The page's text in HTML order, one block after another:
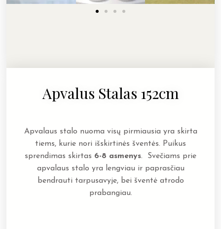
Apvalus Stalas 152cm
Apvalaus stalo nuoma visų pirmiausia yra skirta
tiems, kurie nori išskirtinės šventės. Puikus
sprendimas skirtas 6-8 asmenys. Svečiams prie
apvalaus stalo yra lengviau ir paprasčiau
bendrauti tarpusavyje, bei šventė atrodo
prabangiau.